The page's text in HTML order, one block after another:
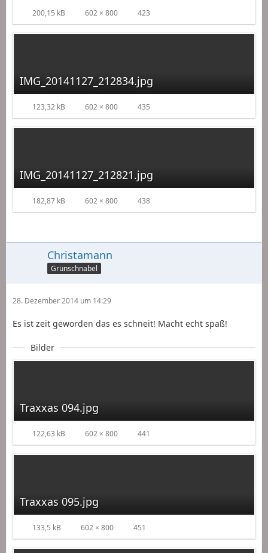
200,15 kB 602 × 800 423
IMG_20141127_212834.jpg
123,32 kB 602 × 800 435
IMG_20141127_212821.jpg
182,87 kB 602 × 800 438
Christamann
Grünschnabel
28. Dezember 2014 um 14:29
Es ist zeit geworden das es schneit! Macht echt spaß!
Bilder
Traxxas 094.jpg
122,63 kB 602 × 800 441
Traxxas 095.jpg
133,5 kB 602 × 800 451